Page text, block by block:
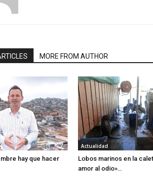
MORE FROM AUTHOR
hay que hacer
Actualidad
Lobos marinos en la
amor al odio»…